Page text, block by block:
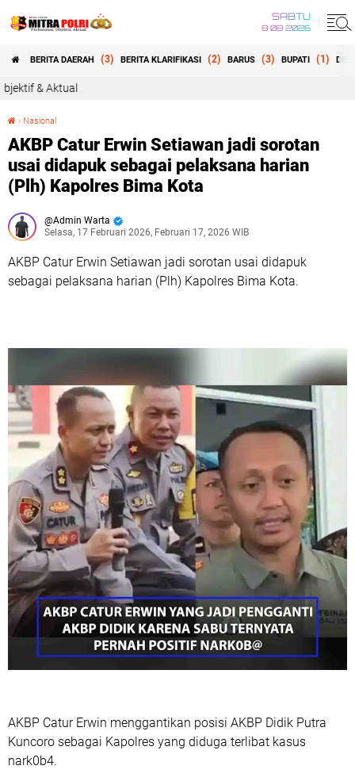
SABTU
8 08 2026
BERITA DAERAH (3) BERITA KLARIFIKASI (2) BARUS (3) BUPATI (1)
› Nasional
AKBP Catur Erwin Setiawan jadi sorotan
usai didapuk sebagai pelaksana harian
(Plh) Kapolres Bima Kota
Admin Warta
Selasa, 17 Februari 2026, Februari 17, 2026 WIB
AKBP Catur Erwin Setiawan jadi sorotan usai didapuk
sebagai pelaksana harian (Plh) Kapolres Bima Kota.
AKBP Catur Erwin menggantikan posisi AKBP Didik Putra
Kuncoro sebagai Kapolres yang diduga terlibat kasus
nark0b4.